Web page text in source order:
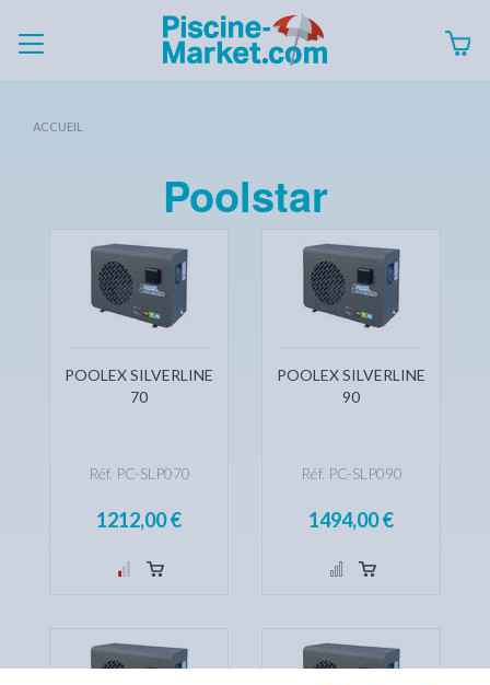
ACCUEIL
Poolstar
POOLEX SILVERLINE
70
Réf. PC-SLP070
1212,00 €
POOLEX SILVERLINE
90
Réf. PC-SLP090
1494,00 €